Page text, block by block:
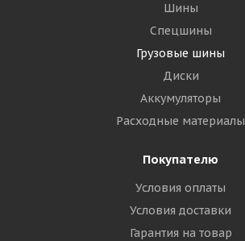
Шины
Спецшины
Грузовые шины
Диски
Аккумуляторы
Расходные материалы
Покупателю
Условия оплаты
Условия доставки
Гарантия на товар